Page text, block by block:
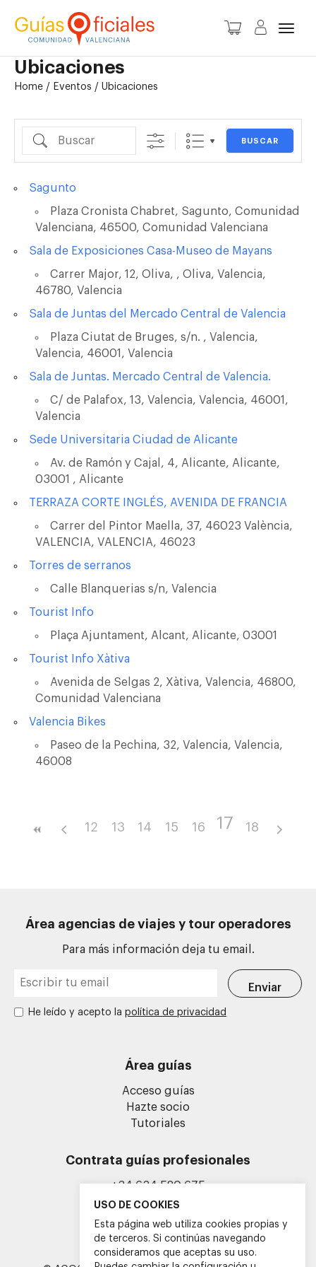
Ubicaciones
Home / Eventos / Ubicaciones
Buscar
BUSCAR
Sagunto
Plaza Cronista Chabret, Sagunto, Comunidad
Valenciana, 46500, Comunidad Valenciana
Sala de Exposiciones Casa-Museo de Mayans
Carrer Major, 12, Oliva, , Oliva, Valencia,
46780, Valencia
Sala de Juntas del Mercado Central de Valencia
Plaza Ciutat de Bruges, s/n. , Valencia,
Valencia, 46001, Valencia
Sala de Juntas. Mercado Central de Valencia.
C/ de Palafox, 13, Valencia, Valencia, 46001,
Valencia
Sede Universitaria Ciudad de Alicante
Av. de Ramón y Cajal, 4, Alicante, Alicante,
03001 , Alicante
TERRAZA CORTE INGLÉS, AVENIDA DE FRANCIA
Carrer del Pintor Maella, 37, 46023 València,
VALENCIA, VALENCIA, 46023
Torres de serranos
Calle Blanquerias s/n, Valencia
Tourist Info
Plaça Ajuntament, Alcant, Alicante, 03001
Tourist Info Xàtiva
Avenida de Selgas 2, Xàtiva, Valencia, 46800,
Comunidad Valenciana
Valencia Bikes
Paseo de la Pechina, 32, Valencia, Valencia,
46008
12 13 14 15 16 17 18
Área agencias de viajes y tour operadores
Para más información deja tu email.
He leído y acepto la política de privacidad
Área guías
Acceso guías
Hazte socio
Tutoriales
Contrata guías profesionales
+34 634 580 675
info@guiasoficialescv.com
USO DE COOKIES
Esta página web utiliza cookies propias y
de terceros. Si continúas navegando
consideramos que aceptas su uso.